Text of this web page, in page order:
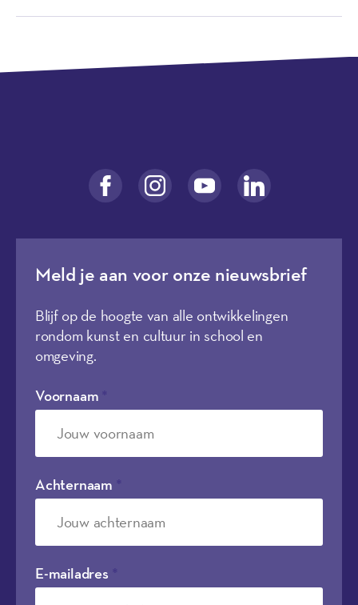
Meld je aan voor onze nieuwsbrief
Blijf op de hoogte van alle ontwikkelingen
rondom kunst en cultuur in school en
omgeving.
Voornaam
Achternaam
E-mailadres